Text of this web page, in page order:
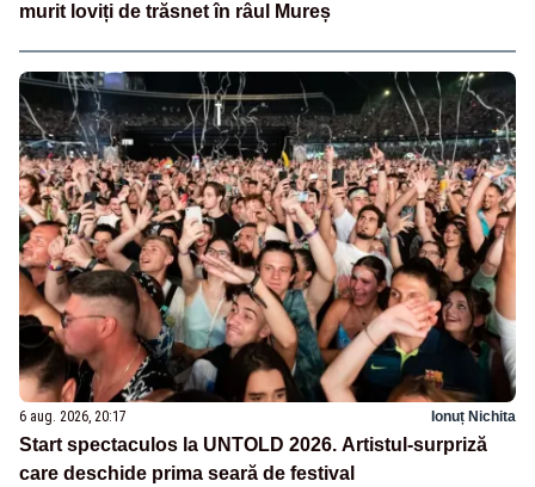
murit loviți de trăsnet în râul Mureș
6 aug. 2026, 20:17 Ionuț Nichita
Start spectaculos la UNTOLD 2026. Artistul-surpriză
care deschide prima seară de festival